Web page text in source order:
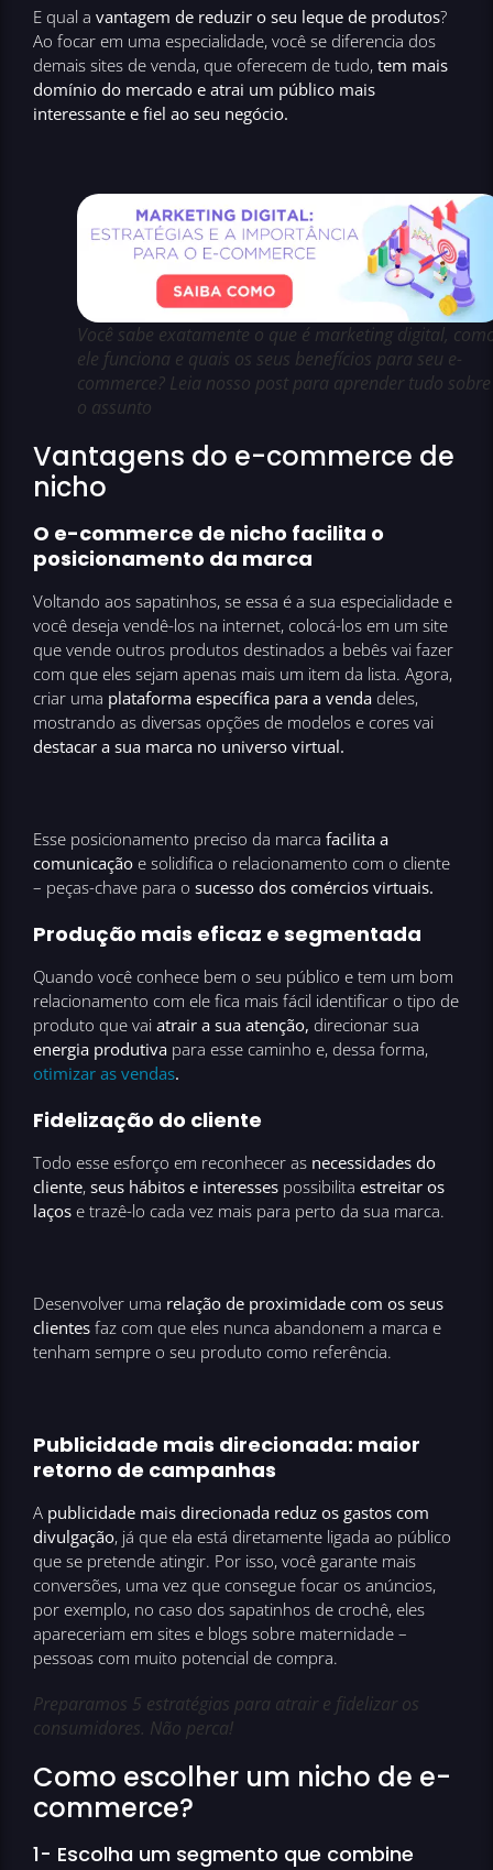
E qual a vantagem de reduzir o seu leque de produtos?
Ao focar em uma especialidade, você se diferencia dos
demais sites de venda, que oferecem de tudo, tem mais
domínio do mercado e atrai um público mais
interessante e fiel ao seu negócio.
Você sabe exatamente o que é marketing digital,
ele funciona e quais os seus benefícios para seu e-
commerce? Leia nosso post para aprender tudo sobre
o assunto
Vantagens do e-commerce de
nicho
O e-commerce de nicho facilita o
posicionamento da marca
Voltando aos sapatinhos, se essa é a sua especialidade e
você deseja vendê-los na internet, colocá-los em um site
que vende outros produtos destinados a bebês vai fazer
com que eles sejam apenas mais um item da lista. Agora,
criar uma plataforma específica para a venda deles,
mostrando as diversas opções de modelos e cores vai
destacar a sua marca no universo virtual.
Esse posicionamento preciso da marca facilita a
comunicação e solidifica o relacionamento com o cliente
– peças-chave para o sucesso dos comércios virtuais.
Produção mais eficaz e segmentada
Quando você conhece bem o seu público e tem um bom
relacionamento com ele fica mais fácil identificar o tipo de
produto que vai atrair a sua atenção, direcionar sua
energia produtiva para esse caminho e, dessa forma,
otimizar as vendas.
Fidelização do cliente
Todo esse esforço em reconhecer as necessidades do
cliente, seus hábitos e interesses possibilita estreitar os
laços e trazê-lo cada vez mais para perto da sua marca.
Desenvolver uma relação de proximidade com os seus
clientes faz com que eles nunca abandonem a marca e
tenham sempre o seu produto como referência.
Publicidade mais direcionada: maior
retorno de campanhas
A publicidade mais direcionada reduz os gastos com
divulgação, já que ela está diretamente ligada ao público
que se pretende atingir. Por isso, você garante mais
conversões, uma vez que consegue focar os anúncios,
por exemplo, no caso dos sapatinhos de crochê, eles
apareceriam em sites e blogs sobre maternidade –
pessoas com muito potencial de compra.
Preparamos 5 estratégias para atrair e fidelizar os
consumidores. Não perca!
Como escolher um nicho de e-
commerce?
1- Escolha um segmento que combine